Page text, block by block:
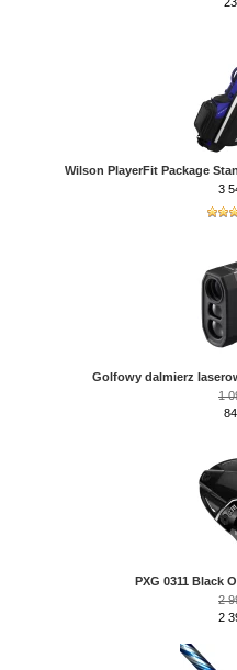
Wilson PlayerFit Package
3
Golfowy dalmierz
1
PXG 0311 Black
2
2